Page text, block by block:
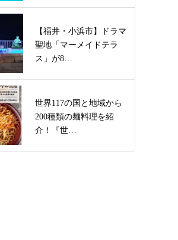
【福井・小浜市】ドラマ
聖地「マーメイドテラ
ス」が8…
世界117の国と地域から
200種類の麺料理を紹
介！『世…